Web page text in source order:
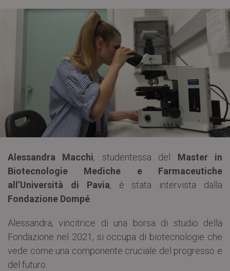
Alessandra Macchi, studentessa del Master in
Biotecnologie Mediche e Farmaceutiche
all’Università di Pavia, è stata intervista dalla
Fondazione Dompé
Alessandra, vincitrice di una borsa di studio della
Fondazione nel 2021, si occupa di biotecnologie che
vede come una componente cruciale del progresso e
del futuro.